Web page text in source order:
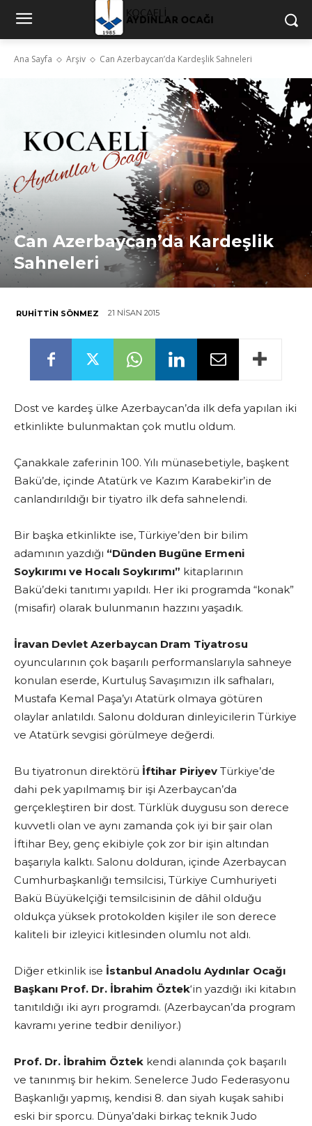
Ana Sayfa Arşiv Can Azerbaycan’da Kardeşlik Sahneleri
Can Azerbaycan’da Kardeşlik
Sahneleri
RUHITTIN SÖNMEZ 21 NISAN 2015
Dost ve kardeş ülke Azerbaycan’da ilk defa yapılan iki
etkinlikte bulunmaktan çok mutlu oldum.
Çanakkale zaferinin 100. Yılı münasebetiyle, başkent
Bakü’de, içinde Atatürk ve Kazım Karabekir’in de
canlandırıldığı bir tiyatro ilk defa sahnelendi.
Bir başka etkinlikte ise, Türkiye’den bir bilim
adamının yazdığı “Dünden Bugüne Ermeni
Soykırımı ve Hocalı Soykırımı” kitaplarının
Bakü’deki tanıtımı yapıldı. Her iki programda “konak”
(misafir) olarak bulunmanın hazzını yaşadık.
İravan Devlet Azerbaycan Dram Tiyatrosu
oyuncularının çok başarılı performanslarıyla sahneye
konulan eserde, Kurtuluş Savaşımızın ilk safhaları,
Mustafa Kemal Paşa’yı Atatürk olmaya götüren
olaylar anlatıldı. Salonu dolduran dinleyicilerin Türkiye
ve Atatürk sevgisi görülmeye değerdi.
Bu tiyatronun direktörü İftihar Piriyev Türkiye’de
dahi pek yapılmamış bir işi Azerbaycan’da
gerçekleştiren bir dost. Türklük duygusu son derece
kuvvetli olan ve aynı zamanda çok iyi bir şair olan
İftihar Bey, genç ekibiyle çok zor bir işin altından
başarıyla kalktı. Salonu dolduran, içinde Azerbaycan
Cumhurbaşkanlığı temsilcisi, Türkiye Cumhuriyeti
Bakü Büyükelçiği temsilcisinin de dâhil olduğu
oldukça yüksek protokolden kişiler ile son derece
kaliteli bir izleyici kitlesinden olumlu not aldı.
Diğer etkinlik ise İstanbul Anadolu Aydınlar Ocağı
Başkanı Prof. Dr. İbrahim Öztek‘in yazdığı iki kitabın
tanıtıldığı iki ayrı programdı. (Azerbaycan’da program
kavramı yerine tedbir deniliyor.)
Prof. Dr. İbrahim Öztek kendi alanında çok başarılı
ve tanınmış bir hekim. Senelerce Judo Federasyonu
Başkanlığı yapmış, kendisi 8. dan siyah kuşak sahibi
eski bir sporcu. Dünya’daki birkaç teknik Judo